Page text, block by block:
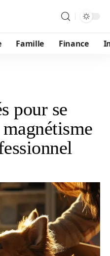
Famille Finance
pour se